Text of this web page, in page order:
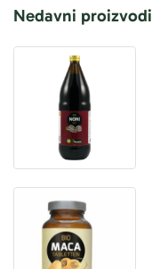
Nedavni proizvodi